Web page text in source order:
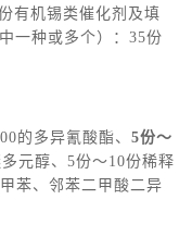
有机锡类催化剂及填
一种或多个）：35份
的多异氰酸酯、 5份～
元醇、5份～10份稀释
苯、邻苯二甲酸二异